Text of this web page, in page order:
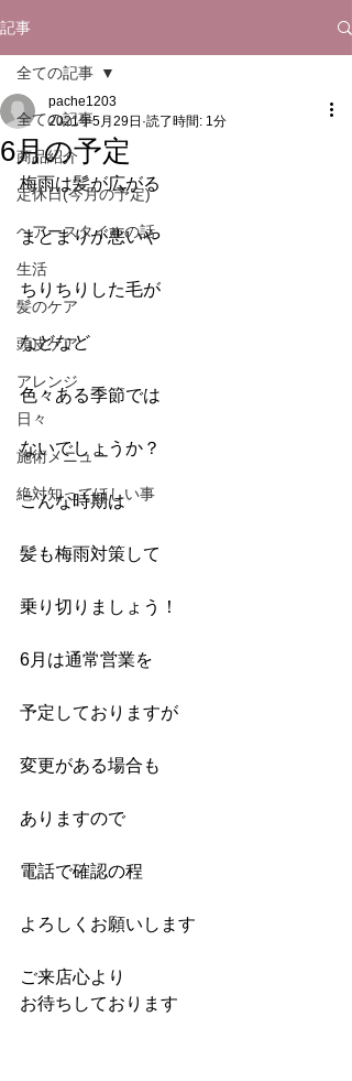
記事
全ての記事
商品紹介
定休日(今月の予定)
ヘアースタイルの話
生活
髪のケア
頭皮ケア
アレンジ
日々
施術メニュー
絶対知ってほしい事
全ての記事
6月の予定
pache1203
2021年5月29日 読了時間: 1分
梅雨は髪が広がる
まとまりが悪いや
ちりちりした毛が
などなど
色々ある季節では
ないでしょうか？
こんな時期は
髪も梅雨対策して
乗り切りましょう！
6月は通常営業を
予定しておりますが
変更がある場合も
ありますので
電話で確認の程
よろしくお願いします
ご来店心より
お待ちしております